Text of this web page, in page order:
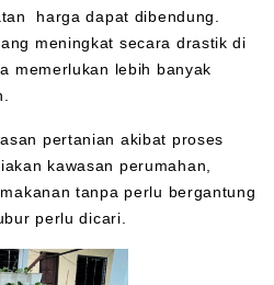
harga dapat dibendung.
meningkat secara drastik di
memerlukan lebih banyak
pertanian akibat proses
kawasan perumahan,
tanpa perlu bergantung
perlu dicari.